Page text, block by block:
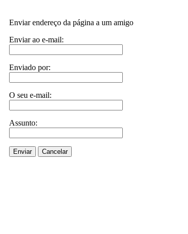
Enviar endereço da página a um amigo
Enviar ao e-mail:
Enviado por:
O seu e-mail:
Assunto:
Enviar Cancelar